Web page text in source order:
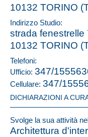
10132 TORINO
Indirizzo Studio:
strada fenestrelle
10132 TORINO
Telefoni:
Ufficio: 347/
Cellulare: 347/
DICHIARAZIONI A
Svolge la sua attività
Architettura